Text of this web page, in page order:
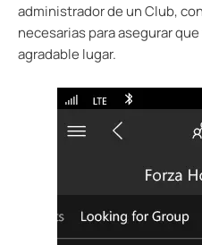
administrador de un Club,
necesarias para asegurar
agradable lugar.